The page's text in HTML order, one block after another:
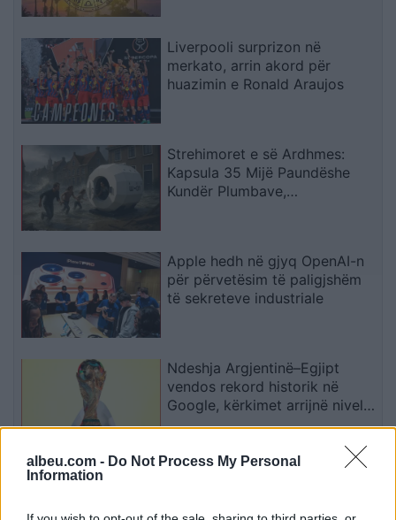
albeu.com - Do Not Process My Personal
Information
Liverpooli surprizon në
merkato, arrin akord për
huazimin e Ronald Araujos
Strehimoret e së Ardhmes:
Kapsula 35 Mijë Paundëshe
Kundër Plumbave,
Apple hedh në gjyq OpenAI-n
për përvetësim të paligjshëm
të sekreteve industriale
Ndeshja Argjentinë–Egjipt
vendos rekord historik në
Google, kërkimet arrijnë nivele
të papara
Kina zbulon robotë humanoidë
shoqëri afatgjatë